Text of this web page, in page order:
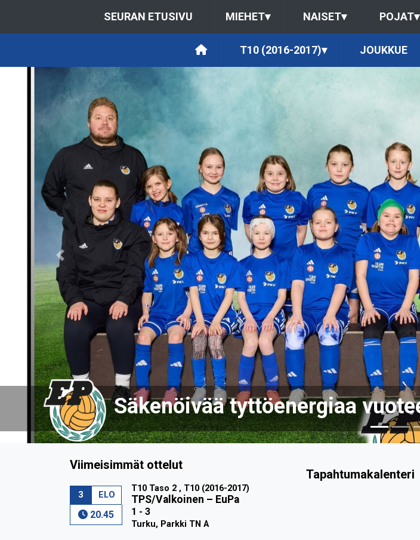
SEURAN ETUSIVU MIEHET▾ NAISET▾ POJAT▾
T10 (2016-2017)▾ JOUKKUE
tyttöenergiaa vuoteen 2026!
Previous
Viimeisimmät ottelut
3 ELO
20.45
T10 Taso 2 , T10 (2016-2017)
TPS/Valkoinen – EuPa
1 - 3
Turku, Parkki TN A
Tapahtumakalenteri